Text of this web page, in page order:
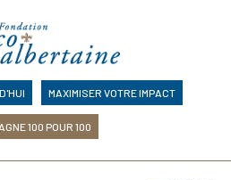
MAXIMISER VOTRE IMPACT
100 POUR 100